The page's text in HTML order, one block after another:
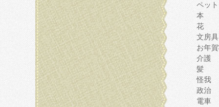
ペット
本
花
文房具
お年
介護
髪
怪我
政治
電車